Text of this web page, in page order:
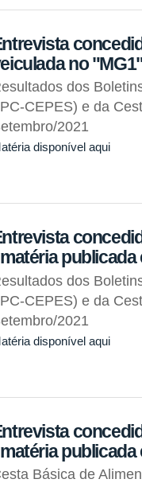
no
dos
CEPES) e da
2021
disponível aqui
dos
CEPES) e da
2021
disponível aqui
publicada
Básica de